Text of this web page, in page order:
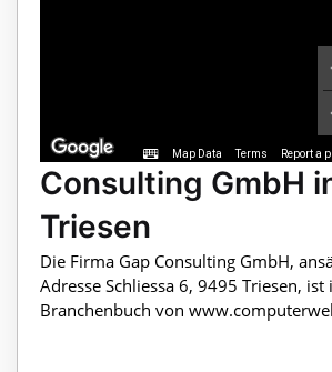
Map Data Terms Report a
Consulting GmbH
Triesen
Die Firma Gap Consulting GmbH,
Adresse Schliessa 6, 9495 Triesen, ist
Branchenbuch von